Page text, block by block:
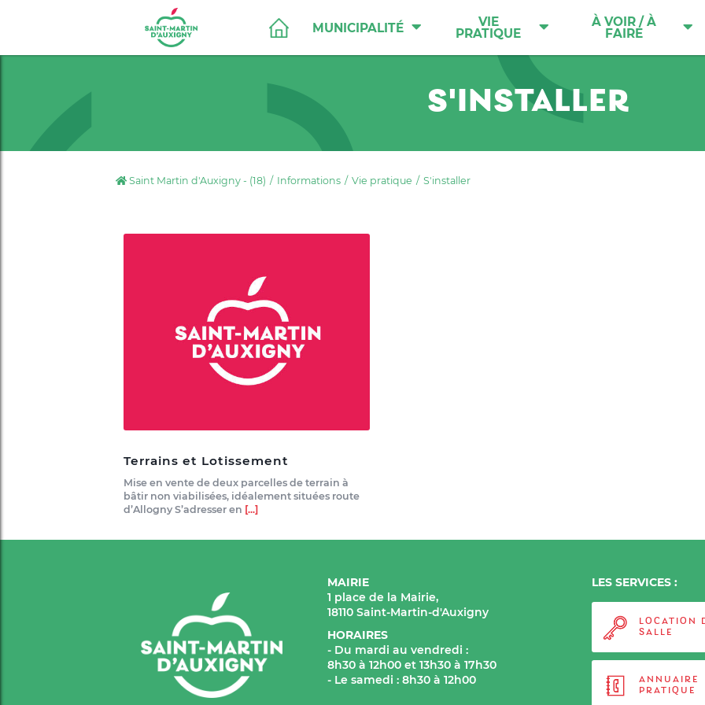
MUNICIPALITÉ VIE
PRATIQUE
À VOIR / À
FAIRE
S'INSTALLER
Saint Martin d'Auxigny - (18) Informations Vie pratique S'installer
Terrains et Lotissement
Mise en vente de deux parcelles de terrain à
bâtir non viabilisées, idéalement situées route
d’Allogny S’adresser en [...]
MAIRIE
1 place de la Mairie,
18110 Saint-Martin-d'Auxigny
HORAIRES
- Du mardi au vendredi :
8h30 à 12h00 et 13h30 à 17h30
- Le samedi : 8h30 à 12h00
LES SERVICES :
LOCATION
SALLE
ANNUAIRE
PRATIQUE